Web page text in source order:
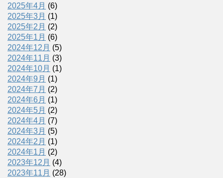
2025年4月 (6)
2025年3月 (1)
2025年2月 (2)
2025年1月 (6)
2024年12月 (5)
2024年11月 (3)
2024年10月 (1)
2024年9月 (1)
2024年7月 (2)
2024年6月 (1)
2024年5月 (2)
2024年4月 (7)
2024年3月 (5)
2024年2月 (1)
2024年1月 (2)
2023年12月 (4)
2023年11月 (28)